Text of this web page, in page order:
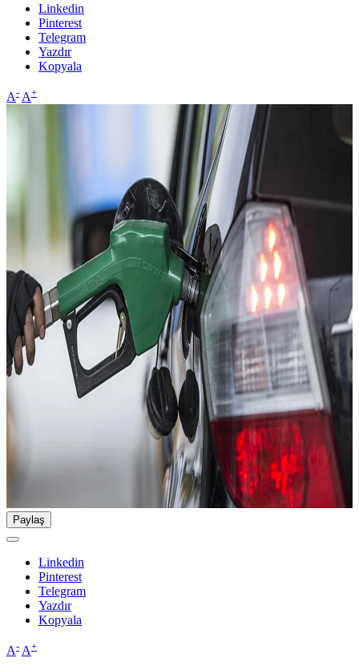
Linkedin
Pinterest
Telegram
Yazdır
Kopyala
A- A+
Paylaş
Linkedin
Pinterest
Telegram
Yazdır
Kopyala
A- A+